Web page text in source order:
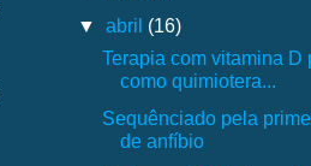
▼abril (16)
Terapia com vitamina D
como quimiotera...
Sequênciado pela
de anfíbio